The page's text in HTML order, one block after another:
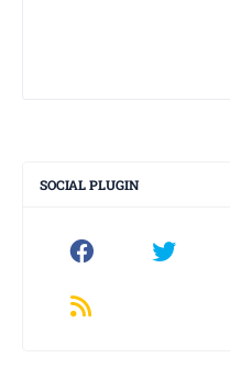
SOCIAL PLUGIN